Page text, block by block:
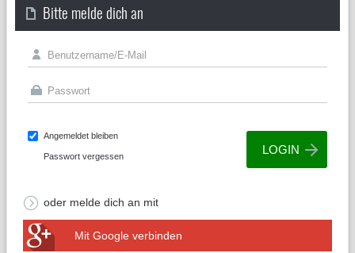
Bitte melde dich an
Angemeldet bleiben
Passwort vergessen
oder melde dich an mit
Mit Google verbinden